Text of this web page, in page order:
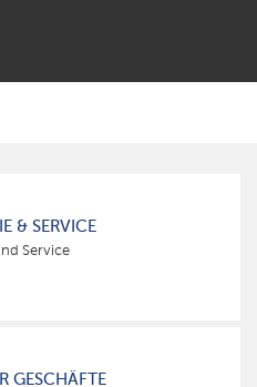
& SERVICE
Service
GESCHÄFTE